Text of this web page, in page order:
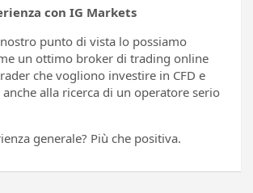
con IG Markets
punto di vista lo possiamo
un ottimo broker di trading online
che vogliono investire in CFD e
alla ricerca di un operatore serio
generale? Più che positiva.